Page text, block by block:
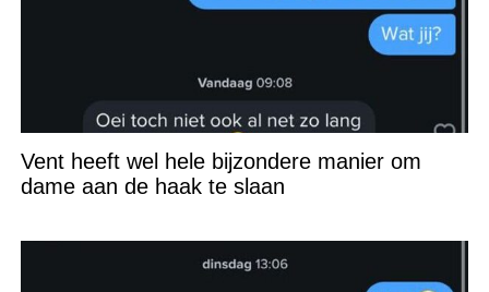
Vent heeft wel hele bijzondere manier om
dame aan de haak te slaan